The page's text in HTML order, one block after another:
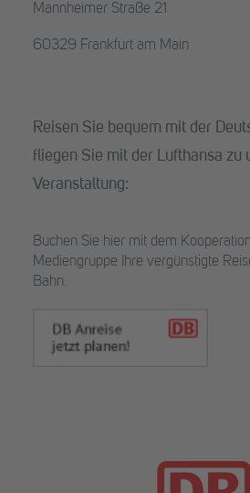
Mannheimer Straße 21
60329 Frankfurt am Main
Reisen Sie bequem mit der
fliegen Sie mit der Lufthansa zu
Veranstaltung:
Buchen Sie hier mit dem
Mediengruppe Ihre vergünstigte
Bahn.